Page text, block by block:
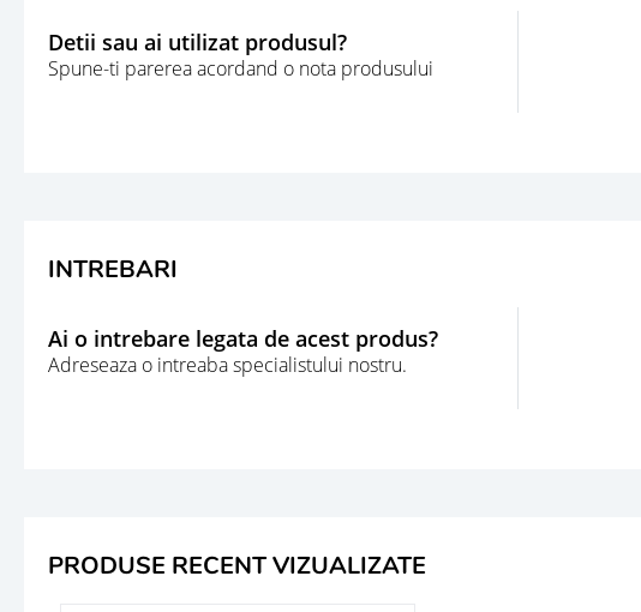
Detii sau ai utilizat produsul?
Spune-ti parerea acordand o nota produsului
INTREBARI
Ai o intrebare legata de acest produs?
Adreseaza o intreaba specialistului nostru.
PRODUSE RECENT VIZUALIZATE